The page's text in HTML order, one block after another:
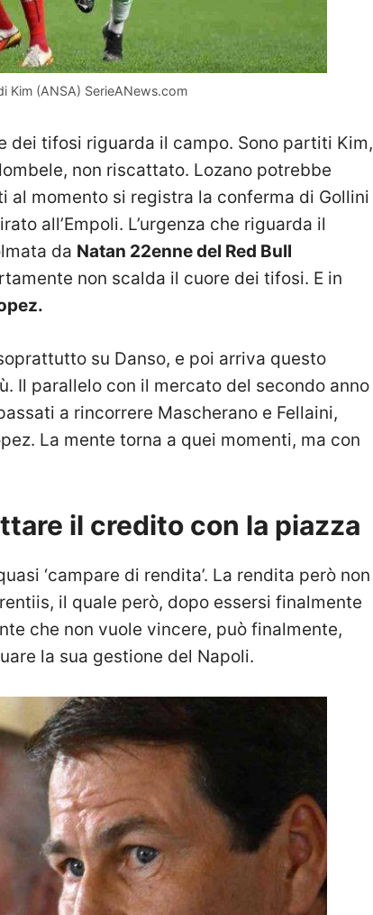
Kim (ANSA) SerieANews.com
dei tifosi riguarda il campo. Sono partiti Kim,
non riscattato. Lozano potrebbe
al momento si registra la conferma di Gollini
all’Empoli. L’urgenza che riguarda il
da Natan 22enne del Red Bull
non scalda il cuore dei tifosi. E in
su Danso, e poi arriva questo
Il parallelo con il mercato del secondo anno
a rincorrere Mascherano e Fellaini,
La mente torna a quei momenti, ma con
il credito con la piazza
‘campare di rendita’. La rendita però non
il quale però, dopo essersi finalmente
che non vuole vincere, può finalmente,
la sua gestione del Napoli.